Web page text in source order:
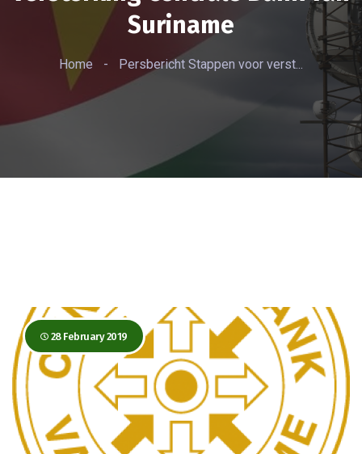
Suriname
Home - Persbericht Stappen voor verst...
28 February 2019